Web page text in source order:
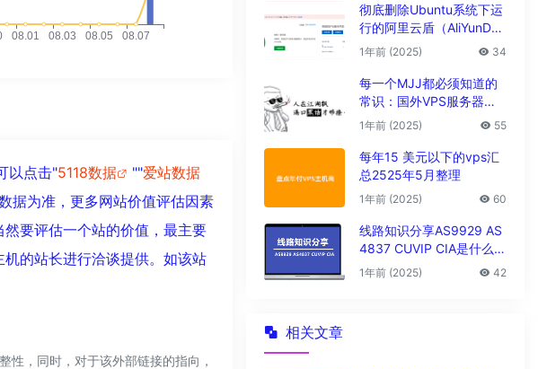
以点击"5118数据 ""爱站数据
据为准，更多网站价值评估因素
要评估一个站的价值，最主要
的站长进行洽谈提供。如该站
，同时，对于该外部链接的指向，
彻底删除Ubuntu系统下运
行的阿里云盾（AliYunDu
n/Aegis）
1年前 (2025) 34
每一个MJJ都必须知道的
常识：国外VPS服务器圈
子黑话大全
1年前 (2025) 55
每年15 美元以下的vps汇
总2525年5月整理
1年前 (2025) 60
线路知识分享AS9929 AS
4837 CUVIP CIA是什么线
路?
1年前 (2025) 42
相关文章